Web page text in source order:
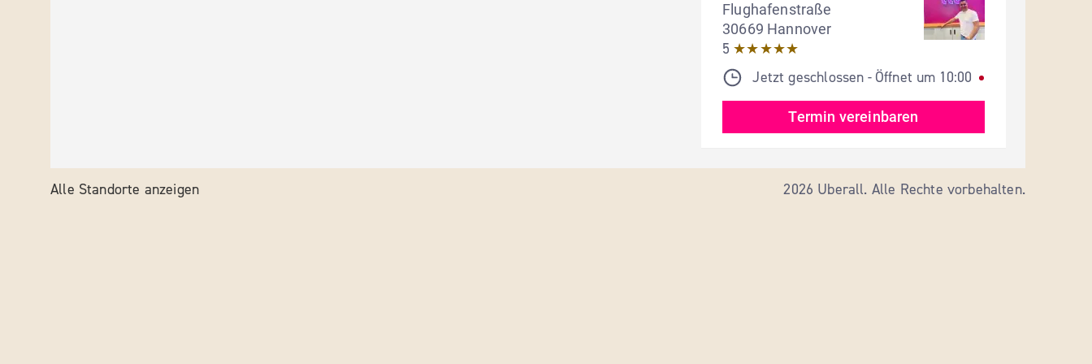
Flughafenstraße
30669 Hannover
5 ★★★★★
Jetzt geschlossen - Öffnet um 10:00
Termin vereinbaren
Alle Standorte anzeigen 2026 Uberall. Alle Rechte vorbehalten.